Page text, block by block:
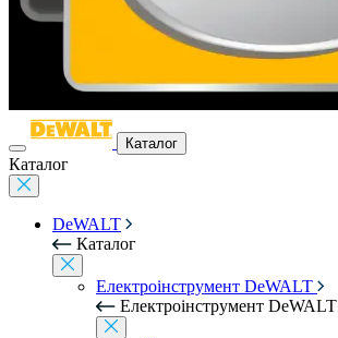
Каталог
Каталог
DeWALT
Каталог
Електроінструмент DeWALT
Електроінструмент DeWALT